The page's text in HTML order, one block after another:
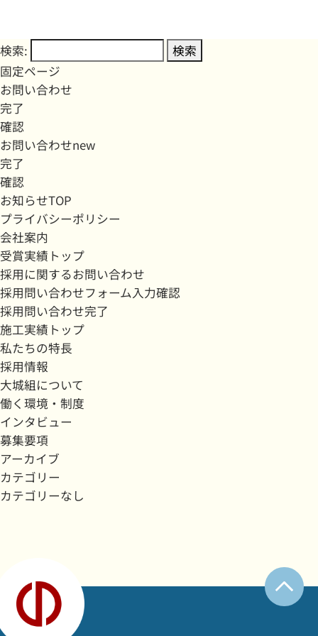
検索:
固定ページ
お問い合わせ
完了
確認
お問い合わせnew
完了
確認
お知らせTOP
プライバシーポリシー
会社案内
受賞実績トップ
採用に関するお問い合わせ
採用問い合わせフォーム入力確認
採用問い合わせ完了
施工実績トップ
私たちの特長
採用情報
大城組について
働く環境・制度
インタビュー
募集要項
アーカイブ
カテゴリー
カテゴリーなし